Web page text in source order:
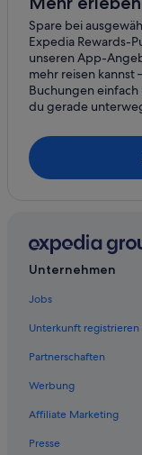
Spare bei
Expedia Rewards-
unseren App-
mehr reisen kannst
Buchungen
du gerade
Unternehmen
Jobs
Unterkunft registrieren
Partnerschaften
Werbung
Affiliate Marketing
Presse